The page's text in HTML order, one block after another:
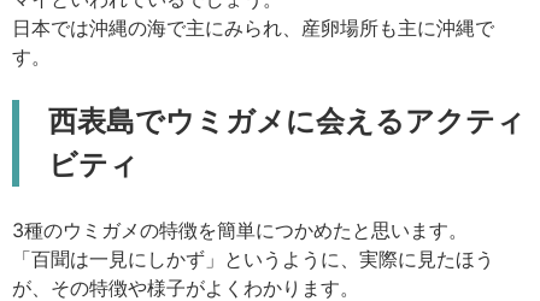
日本では沖縄の海で主にみられ、産卵場所も主に沖縄で
す。
西表島でウミガメに会えるアクティ
ビティ
3種のウミガメの特徴を簡単につかめたと思います。
「百聞は一見にしかず」というように、実際に見たほう
が、その特徴や様子がよくわかります。